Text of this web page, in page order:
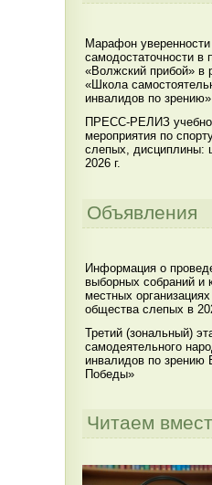
Марафон
самодостаточности в
«Волжский прибой» в
«Школа
инвалидов по зрению»
ПРЕСС-РЕЛИЗ учебно-
мероприятия по
слепых, дисциплины:
2026 г.
Объявления
Информация о
выборных собраний и
местных
общества слепых в
Третий (зональный)
самодеятельного
инвалидов по
Победы»
Читаем